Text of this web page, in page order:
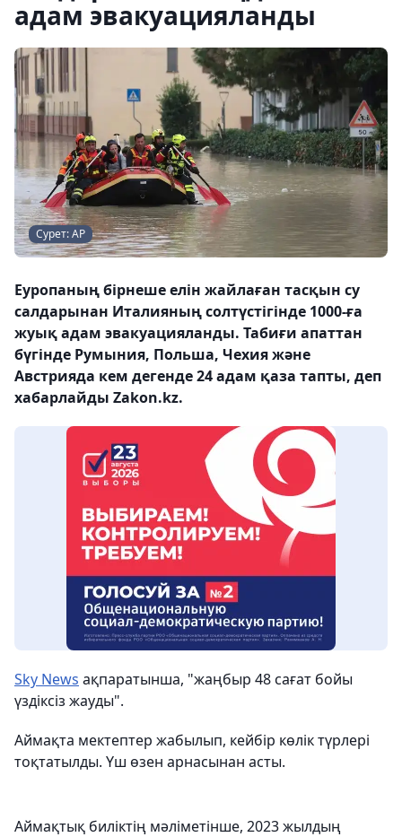
адам эвакуацияланды
Сурет: AP
Еуропаның бірнеше елін жайлаған тасқын су
салдарынан Италияның солтүстігінде 1000-ға
жуық адам эвакуацияланды. Табиғи апаттан
бүгінде Румыния, Польша, Чехия және
Австрияда кем дегенде 24 адам қаза тапты, деп
хабарлайды Zakon.kz.
Sky News ақпаратынша, "жаңбыр 48 сағат бойы
үздіксіз жауды".
Аймақта мектептер жабылып, кейбір көлік түрлері
тоқтатылды. Үш өзен арнасынан асты.
Аймақтық биліктің мәліметінше, 2023 жылдың